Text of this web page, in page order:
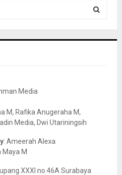
Media
M, Rafika Anugeraha M,
Media, Dwi Utariningsih
: Ameerah Alexa
Maya M
XXXI no.46A Surabaya